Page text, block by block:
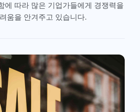
에 따라 많은 기업가들에게 경쟁력을
움을 안겨주고 있습니다.